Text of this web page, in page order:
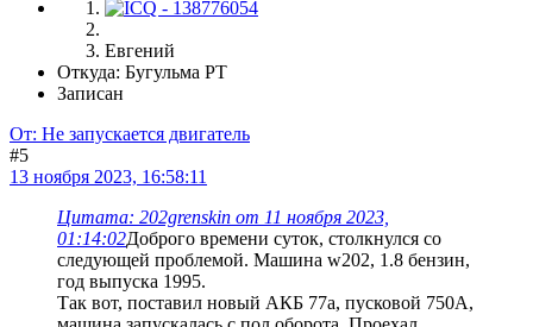
Евгений
Откуда: Бугульма РТ
Записан
От: Не запускается двигатель
#5
13 ноября 2023, 16:58:11
Цитата: 202grenskin от 11 ноября 2023,
01:14:02Доброго времени суток, столкнулся со
следующей проблемой. Машина w202, 1.8 бензин,
год выпуска 1995.
Так вот, поставил новый АКБ 77а, пусковой 750А,